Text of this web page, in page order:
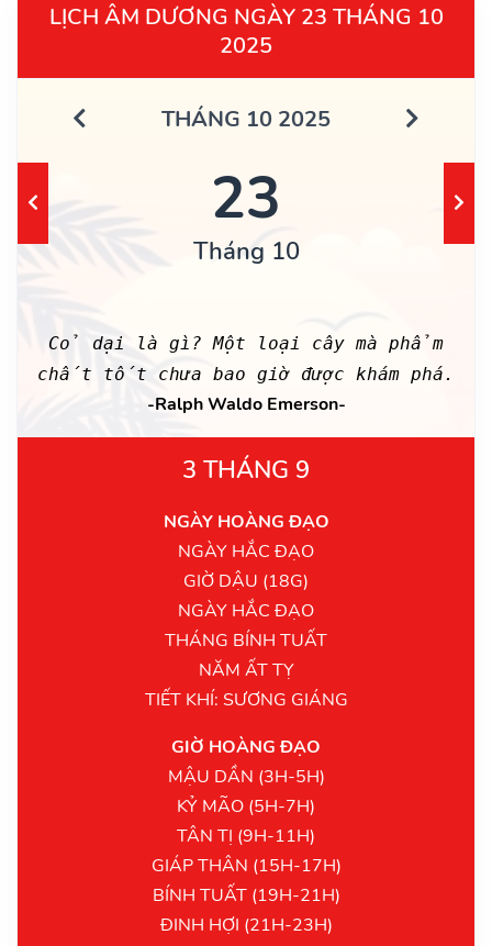
LỊCH ÂM DƯƠNG NGÀY 23 THÁNG 10
2025
THÁNG 10 2025
23
Tháng 10
Cỏ dại là gì? Một loại cây mà phẩm
chất tốt chưa bao giờ được khám phá.
-Ralph Waldo Emerson-
3 THÁNG 9
NGÀY HOÀNG ĐẠO
NGÀY HẮC ĐẠO
GIỜ DẬU (18G)
NGÀY HẮC ĐẠO
THÁNG BÍNH TUẤT
NĂM ẤT TỴ
TIẾT KHÍ: SƯƠNG GIÁNG
GIỜ HOÀNG ĐẠO
MẬU DẦN (3H-5H)
KỶ MÃO (5H-7H)
TÂN TỊ (9H-11H)
GIÁP THÂN (15H-17H)
BÍNH TUẤT (19H-21H)
ĐINH HỢI (21H-23H)